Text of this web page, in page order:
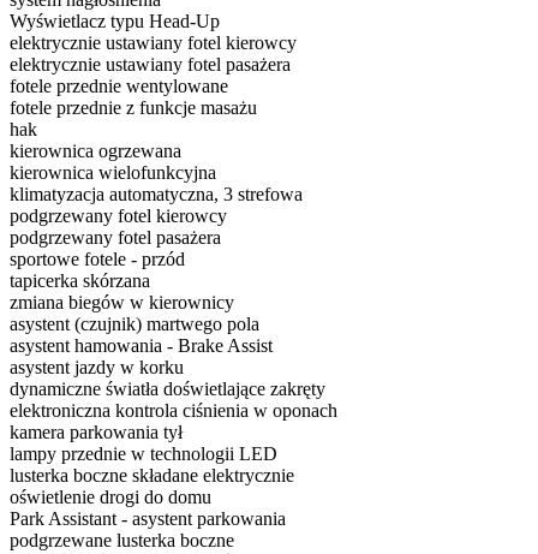
Wyświetlacz typu Head-Up
elektrycznie ustawiany fotel kierowcy
elektrycznie ustawiany fotel pasażera
fotele przednie wentylowane
fotele przednie z funkcje masażu
hak
kierownica ogrzewana
kierownica wielofunkcyjna
klimatyzacja automatyczna, 3 strefowa
podgrzewany fotel kierowcy
podgrzewany fotel pasażera
sportowe fotele - przód
tapicerka skórzana
zmiana biegów w kierownicy
asystent (czujnik) martwego pola
asystent hamowania - Brake Assist
asystent jazdy w korku
dynamiczne światła doświetlające zakręty
elektroniczna kontrola ciśnienia w oponach
kamera parkowania tył
lampy przednie w technologii LED
lusterka boczne składane elektrycznie
oświetlenie drogi do domu
Park Assistant - asystent parkowania
podgrzewane lusterka boczne